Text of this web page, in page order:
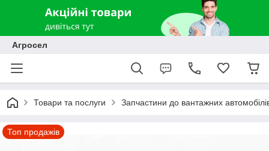
Агросел
Товари та послуги Запчастини до вантажних
Топ продажів